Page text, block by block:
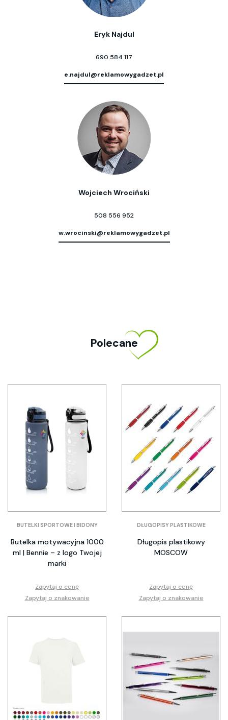
Eryk Najdul
690 584 117
e.najdul@reklamowygadzet.pl
Wojciech Wrociński
508 556 952
w.wrocinski@reklamowygadzet.pl
Polecane
BUTELKI SPORTOWE I BIDONY
Butelka motywacyjna 1000
ml | Bennie – z logo Twojej
marki
Zapytaj o cenę
Zapytaj o znakowanie
DŁUGOPISY PLASTIKOWE
Długopis plastikowy
MOSCOW
Zapytaj o cenę
Zapytaj o znakowanie